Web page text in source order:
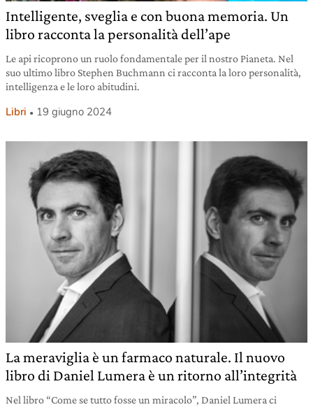
Intelligente, sveglia e con buona memoria. Un
libro racconta la personalità dell’ape
Le api ricoprono un ruolo fondamentale per il nostro Pianeta. Nel
suo ultimo libro Stephen Buchmann ci racconta la loro personalità,
intelligenza e le loro abitudini.
Libri 19 giugno 2024
La meraviglia è un farmaco naturale. Il nuovo
libro di Daniel Lumera è un ritorno all’integrità
Nel libro “Come se tutto fosse un miracolo”, Daniel Lumera ci